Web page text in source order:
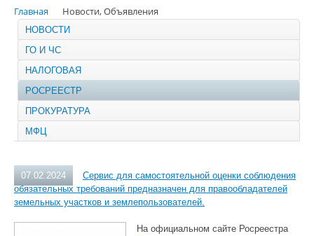
Главная Новости, Объявления
НОВОСТИ
ГО И ЧС
НАЛОГОВАЯ
РОСРЕЕСТР
ПРОКУРАТУРА
МФЦ
07.02.2024
Сервис для самостоятельной оценки соблюдения
обязательных требований предназначен для правообладателей
земельных участков и землепользователей.
На официальном сайте Росреестра